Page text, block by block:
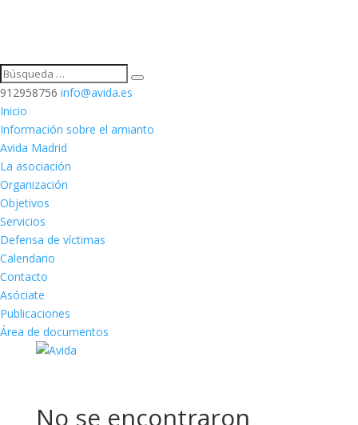
912958756 info@avida.es
Inicio
Información sobre el amianto
Avida Madrid
La asociación
Organización
Objetivos
Servicios
Defensa de víctimas
Calendario
Contacto
Asóciate
Publicaciones
Área de documentos
No se encontraron